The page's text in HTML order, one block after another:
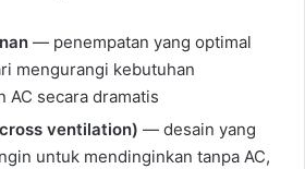
— penempatan yang optimal
mengurangi kebutuhan
AC secara dramatis
ventilation) — desain yang
untuk mendinginkan tanpa AC,